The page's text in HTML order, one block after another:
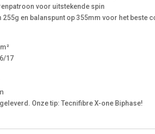
voor uitstekende spin
255g en balanspunt op 355mm voor het beste
17
Onze tip: Tecnifibre X-one Biphase!